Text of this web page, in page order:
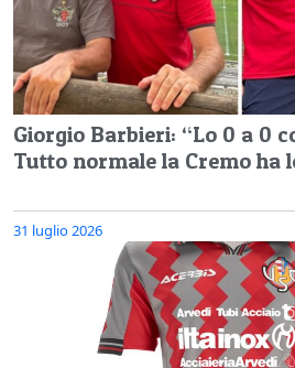
Giorgio Barbieri: “Lo 0 a 0
Tutto normale la Cremo ha
31 luglio 2026